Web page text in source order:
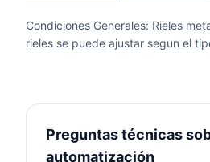
Condiciones Generales: Rieles
rieles se puede ajustar segun el
Preguntas técnicas
automatización